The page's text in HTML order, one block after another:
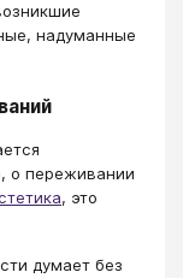
надуманные
о переживании
, это
думает без